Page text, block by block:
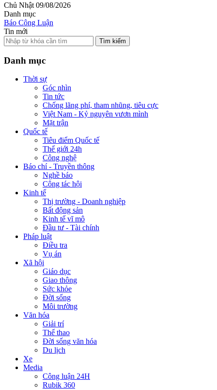
Chủ Nhật 09/08/2026
Danh mục
Báo Công Luận
Tin mới
Tìm kiếm
Danh mục
Thời sự
Góc nhìn
Tin tức
Chống lãng phí, tham nhũng, tiêu cực
Việt Nam - Kỷ nguyên vươn mình
Mặt trận
Quốc tế
Tiêu điểm Quốc tế
Thế giới 24h
Công nghệ
Báo chí - Truyền thông
Nghề báo
Công tác hội
Kinh tế
Thị trường - Doanh nghiệp
Bất động sản
Kinh tế vĩ mô
Đầu tư - Tài chính
Pháp luật
Điều tra
Vụ án
Xã hội
Giáo dục
Giao thông
Sức khỏe
Đời sống
Môi trường
Văn hóa
Giải trí
Thể thao
Đời sống văn hóa
Du lịch
Xe
Media
Công luận 24H
Rubik 360